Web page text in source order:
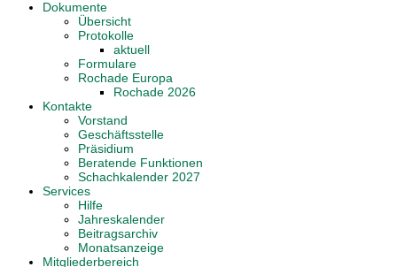
Dokumente
Übersicht
Protokolle
aktuell
Formulare
Rochade Europa
Rochade 2026
Kontakte
Vorstand
Geschäftsstelle
Präsidium
Beratende Funktionen
Schachkalender 2027
Services
Hilfe
Jahreskalender
Beitragsarchiv
Monatsanzeige
Mitgliederbereich